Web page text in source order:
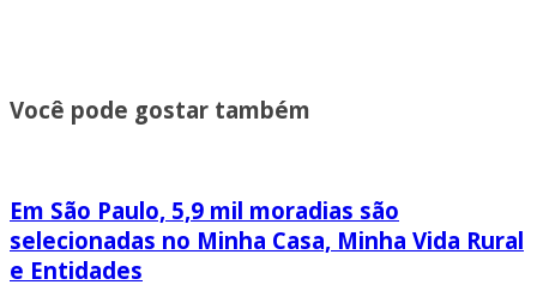
Você pode gostar também
Em São Paulo, 5,9 mil moradias são
selecionadas no Minha Casa, Minha Vida Rural
e Entidades